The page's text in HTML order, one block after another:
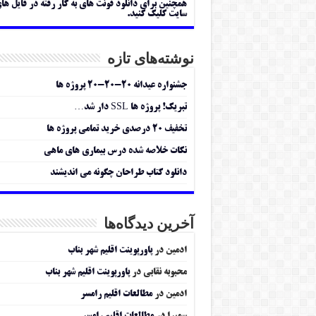
همچنین برای دانلود فونت های به کار رفته در فایل
سایت کلیک کنید.
نوشته‌های تازه
جشنواره عیدانه ۲۰-۲۰-۲۰ پروژه ها
تبریک! پروژه ها SSL دار شد…
تخفیف ۲۰ درصدی خرید تمامی پروژه ها
نکات خلاصه شده درس بیماری های ماهی
دانلود کتاب طراحان چگونه می اندیشند
آخرین دیدگاه‌ها
ادمین درپاورپوینت اقلیم شهر بناب
محبوبه نقابی درپاورپوینت اقلیم شهر بناب
ادمین درمطالعات اقلیم رامسر